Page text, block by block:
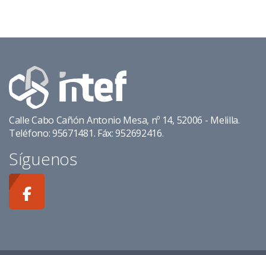
Calle Cabo Cañón Antonio Mesa, nº 14, 52006 - Melilla.
Teléfono: 95671481. Fáx: 952692416.
Síguenos